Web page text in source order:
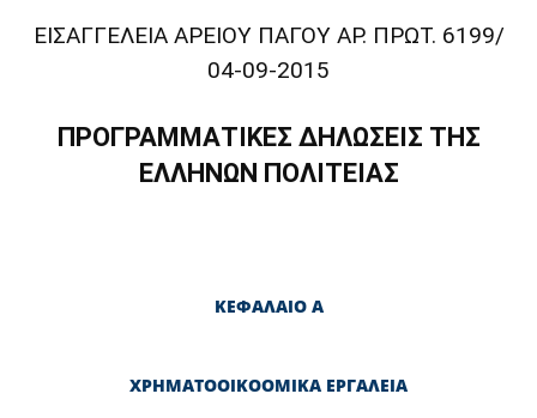
ΕΙΣΑΓΓΕΛΕΙΑ ΑΡΕΙΟΥ ΠΑΓΟΥ ΑΡ. ΠΡΩΤ. 6199/
04-09-2015
ΠΡΟΓΡΑΜΜΑΤΙΚΕΣ ΔΗΛΩΣΕΙΣ ΤΗΣ
ΕΛΛΗΝΩΝ ΠΟΛΙΤΕΙΑΣ
ΚΕΦΑΛΑΙΟ Α
ΧΡΗΜΑΤΟΟΙΚΟΟΜΙΚΑ ΕΡΓΑΛΕΙΑ